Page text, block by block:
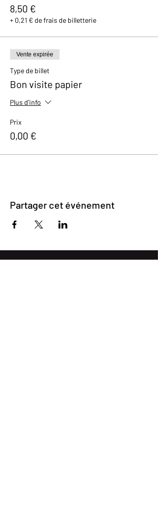
8,50 €
+ 0,21 € de frais de billetterie
Vente expirée
Type de billet
Bon visite papier
Plus d'info
Prix
0,00 €
Partager cet événement